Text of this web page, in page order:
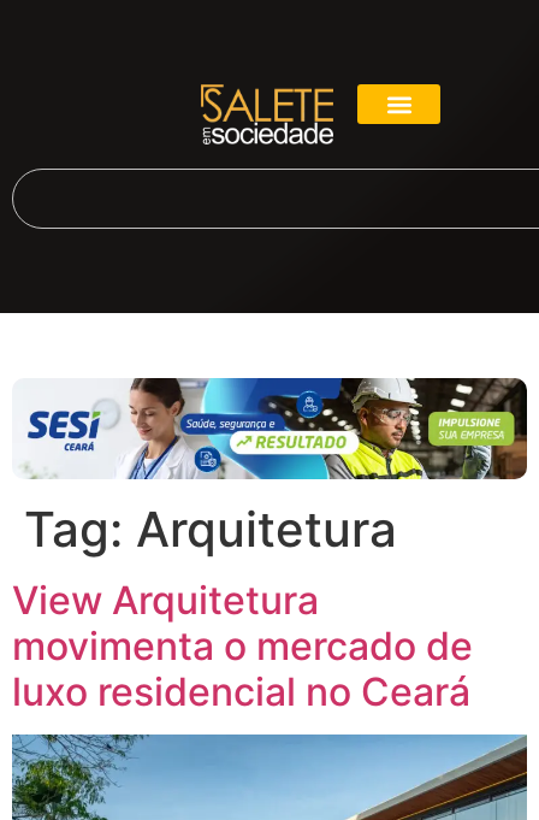
Tag: Arquitetura
View Arquitetura
movimenta o mercado de
luxo residencial no Ceará